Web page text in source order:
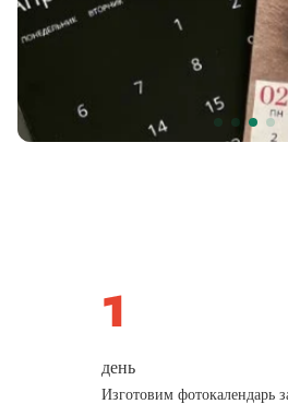
день
Изготовим фотокалендарь